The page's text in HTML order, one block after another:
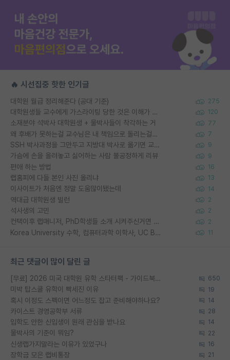
🔥 시선집중 핫한 인기글
대학원 월급 정리해준다 (공대 기준) 275
대학원생들 교수에게 가스라이팅 당한 것은 이해가 갑니다. 안타깝네요. 120
소재분야 석박사 대학원생 + 물박사들이 착각하는 거 77
왜 후배가 못하는걸 교수님은 내 책임으로 돌리는걸까요? 7
SSH 박사과정을 그만두고 지방대 박사로 옮기면 교수의 꿈은 끝일까요? 9
가슴에 손을 올려놓고 싫어하는 사람 불공정하게 리뷰 9
편애 하는 방법 16
랩홈피에 다들 본인 사진 올리냐 13
이사이트가 처음엔 정말 도움많이됐는데 14
역대급 대학원생 빌런 2
석사생의 고민 2
컨택이후 랩매니저, PhD학생들 소개 시켜주신거면 거의 컨펌에 가깝나요? 2
Korea University 수학, 컴퓨터과학 이학사, UC Berkeley 산업공학 대학원 공학박사가 되는 것은 쉽지 않겠죠? 11
최근 댓글이 많이 달린 글
[무료] 2026 미국 대학원 유학 스타터팩 - 가이드북 & 합격자 컨택메일 템플릿 650
미박 탑스쿨 유학이 빡세진 이유 19
혹시 이정도 스펙이면 어느정도 잡고 준비해야하나요? 14
카이스트 경영공학부 서류 28
입학도 안한 신입생이 원래 관심을 받나요 14
물박사의 기준이 뭐임? 22
신생랩가지말라는 이유가 있었구나 16
장학금 모은 랩비통장 21